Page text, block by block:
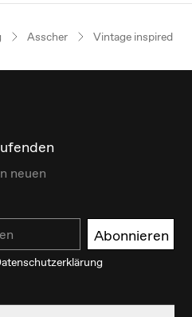
Asscher Vintage inspired
neuen
Abonnieren